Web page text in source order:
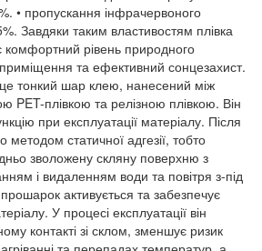
• пропускання інфрачервоного
Завдяки таким властивостям плівка
комфортний рівень природного
та ефективний сонцезахист.
тонкий шар клею, нанесений між
PET-плівкою та релізною плівкою. Він
при експлуатації матеріалу. Після
методом статичної адгезії, тобто
зволожену скляну поверхню з
і видаленням води та повітря з-під
активується та забезпечує
У процесі експлуатації він
контакті зі склом, зменшує ризик